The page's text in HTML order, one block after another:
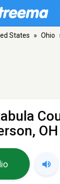
States » Ohio
OH